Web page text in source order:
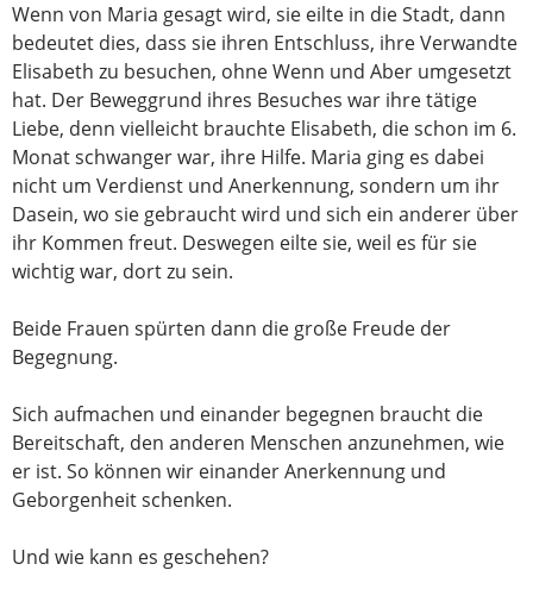
Wenn von Maria gesagt wird, sie eilte in die Stadt, dann
bedeutet dies, dass sie ihren Entschluss, ihre Verwandte
Elisabeth zu besuchen, ohne Wenn und Aber umgesetzt
hat. Der Beweggrund ihres Besuches war ihre tätige
Liebe, denn vielleicht brauchte Elisabeth, die schon im 6.
Monat schwanger war, ihre Hilfe. Maria ging es dabei
nicht um Verdienst und Anerkennung, sondern um ihr
Dasein, wo sie gebraucht wird und sich ein anderer über
ihr Kommen freut. Deswegen eilte sie, weil es für sie
wichtig war, dort zu sein.
Beide Frauen spürten dann die große Freude der
Begegnung.
Sich aufmachen und einander begegnen braucht die
Bereitschaft, den anderen Menschen anzunehmen, wie
er ist. So können wir einander Anerkennung und
Geborgenheit schenken.
Und wie kann es geschehen?